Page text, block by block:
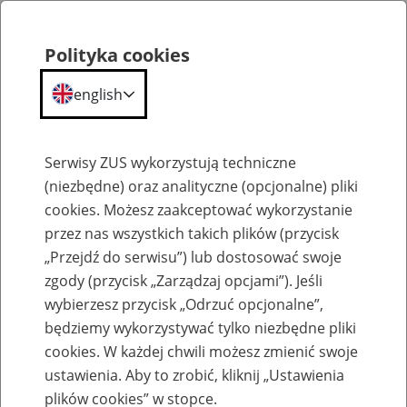
Komunikaty
Komunikat Prezesa Zakładu Ubezpieczeń
Społecznych z dnia 18 lutego 2014 r. w
Polityka cookies
english
Serwisy ZUS wykorzystują techniczne
(niezbędne) oraz analityczne (opcjonalne) pliki
cookies. Możesz zaakceptować wykorzystanie
przez nas wszystkich takich plików (przycisk
„Przejdź do serwisu”) lub dostosować swoje
zgody (przycisk „Zarządzaj opcjami”). Jeśli
wybierzesz przycisk „Odrzuć opcjonalne”,
będziemy wykorzystywać tylko niezbędne pliki
cookies. W każdej chwili możesz zmienić swoje
ustawienia. Aby to zrobić, kliknij „Ustawienia
plików cookies” w stopce.